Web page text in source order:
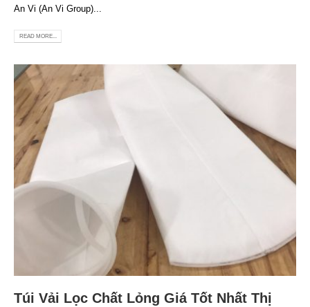
An Vi (An Vi Group)...
READ MORE...
Túi Vải Lọc Chất Lỏng Giá Tốt Nhất Thị